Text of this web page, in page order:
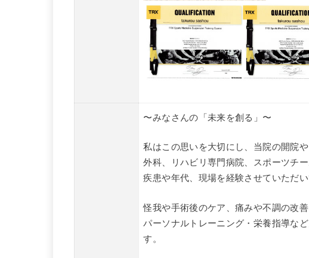
〜みなさんの「未来を創る」〜
私はこの思いを大切にし、当院の開院
外科、リハビリ専門病院、スポーツチ
疾患や年代、現場を経験させていただい
怪我や手術後のケア、痛みや不調の改
パーソナルトレーニング・栄養指導な
す。